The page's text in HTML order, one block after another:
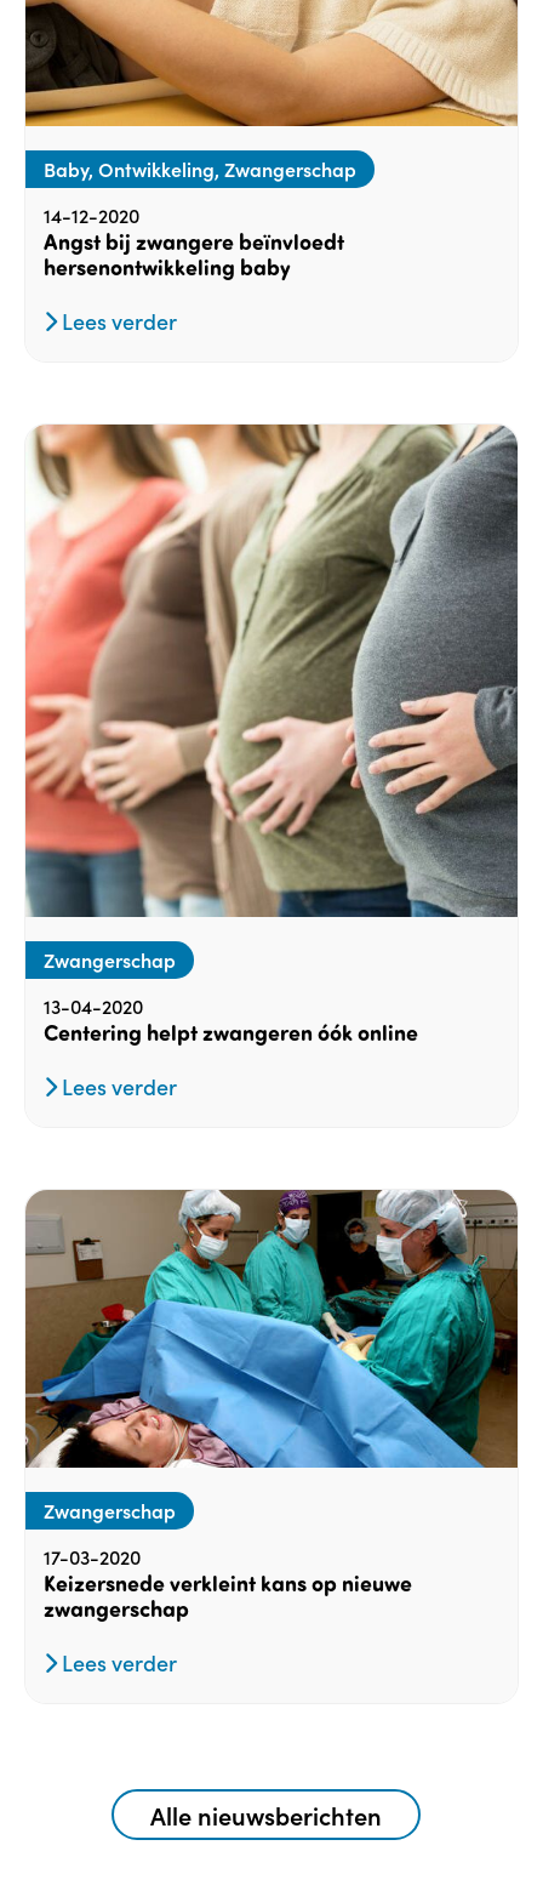
Baby, Ontwikkeling, Zwangerschap
14-12-2020
Angst bij zwangere beïnvloedt
hersenontwikkeling baby
Lees verder
Zwangerschap
13-04-2020
Centering helpt zwangeren óók online
Lees verder
Zwangerschap
17-03-2020
Keizersnede verkleint kans op nieuwe
zwangerschap
Lees verder
Alle nieuwsberichten